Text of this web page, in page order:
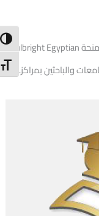
Size
تعلن هيئة فولبرايت مصر عن فتح باب التقديم لـ منحة Fulbright Egyptian